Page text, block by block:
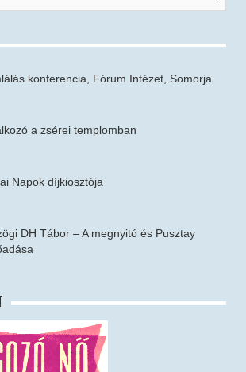
konferencia, Fórum Intézet, Somorja
a zsérei templomban
Napok díjkiosztója
DH Tábor – A megnyitó és Pusztay